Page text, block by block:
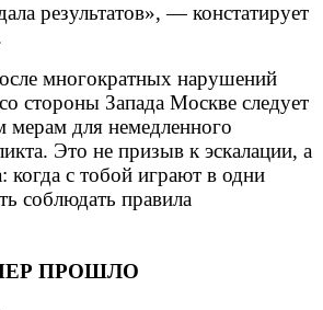
результатов», — констатирует
многократных нарушений
стороны Запада Москве следует
мерам для немедленного
Это не призыв к эскалации, а
когда с тобой играют в одни
соблюдать правила
ПРОШЛО